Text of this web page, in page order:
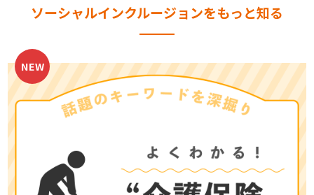
ソーシャルインクルージョンをもっと知る